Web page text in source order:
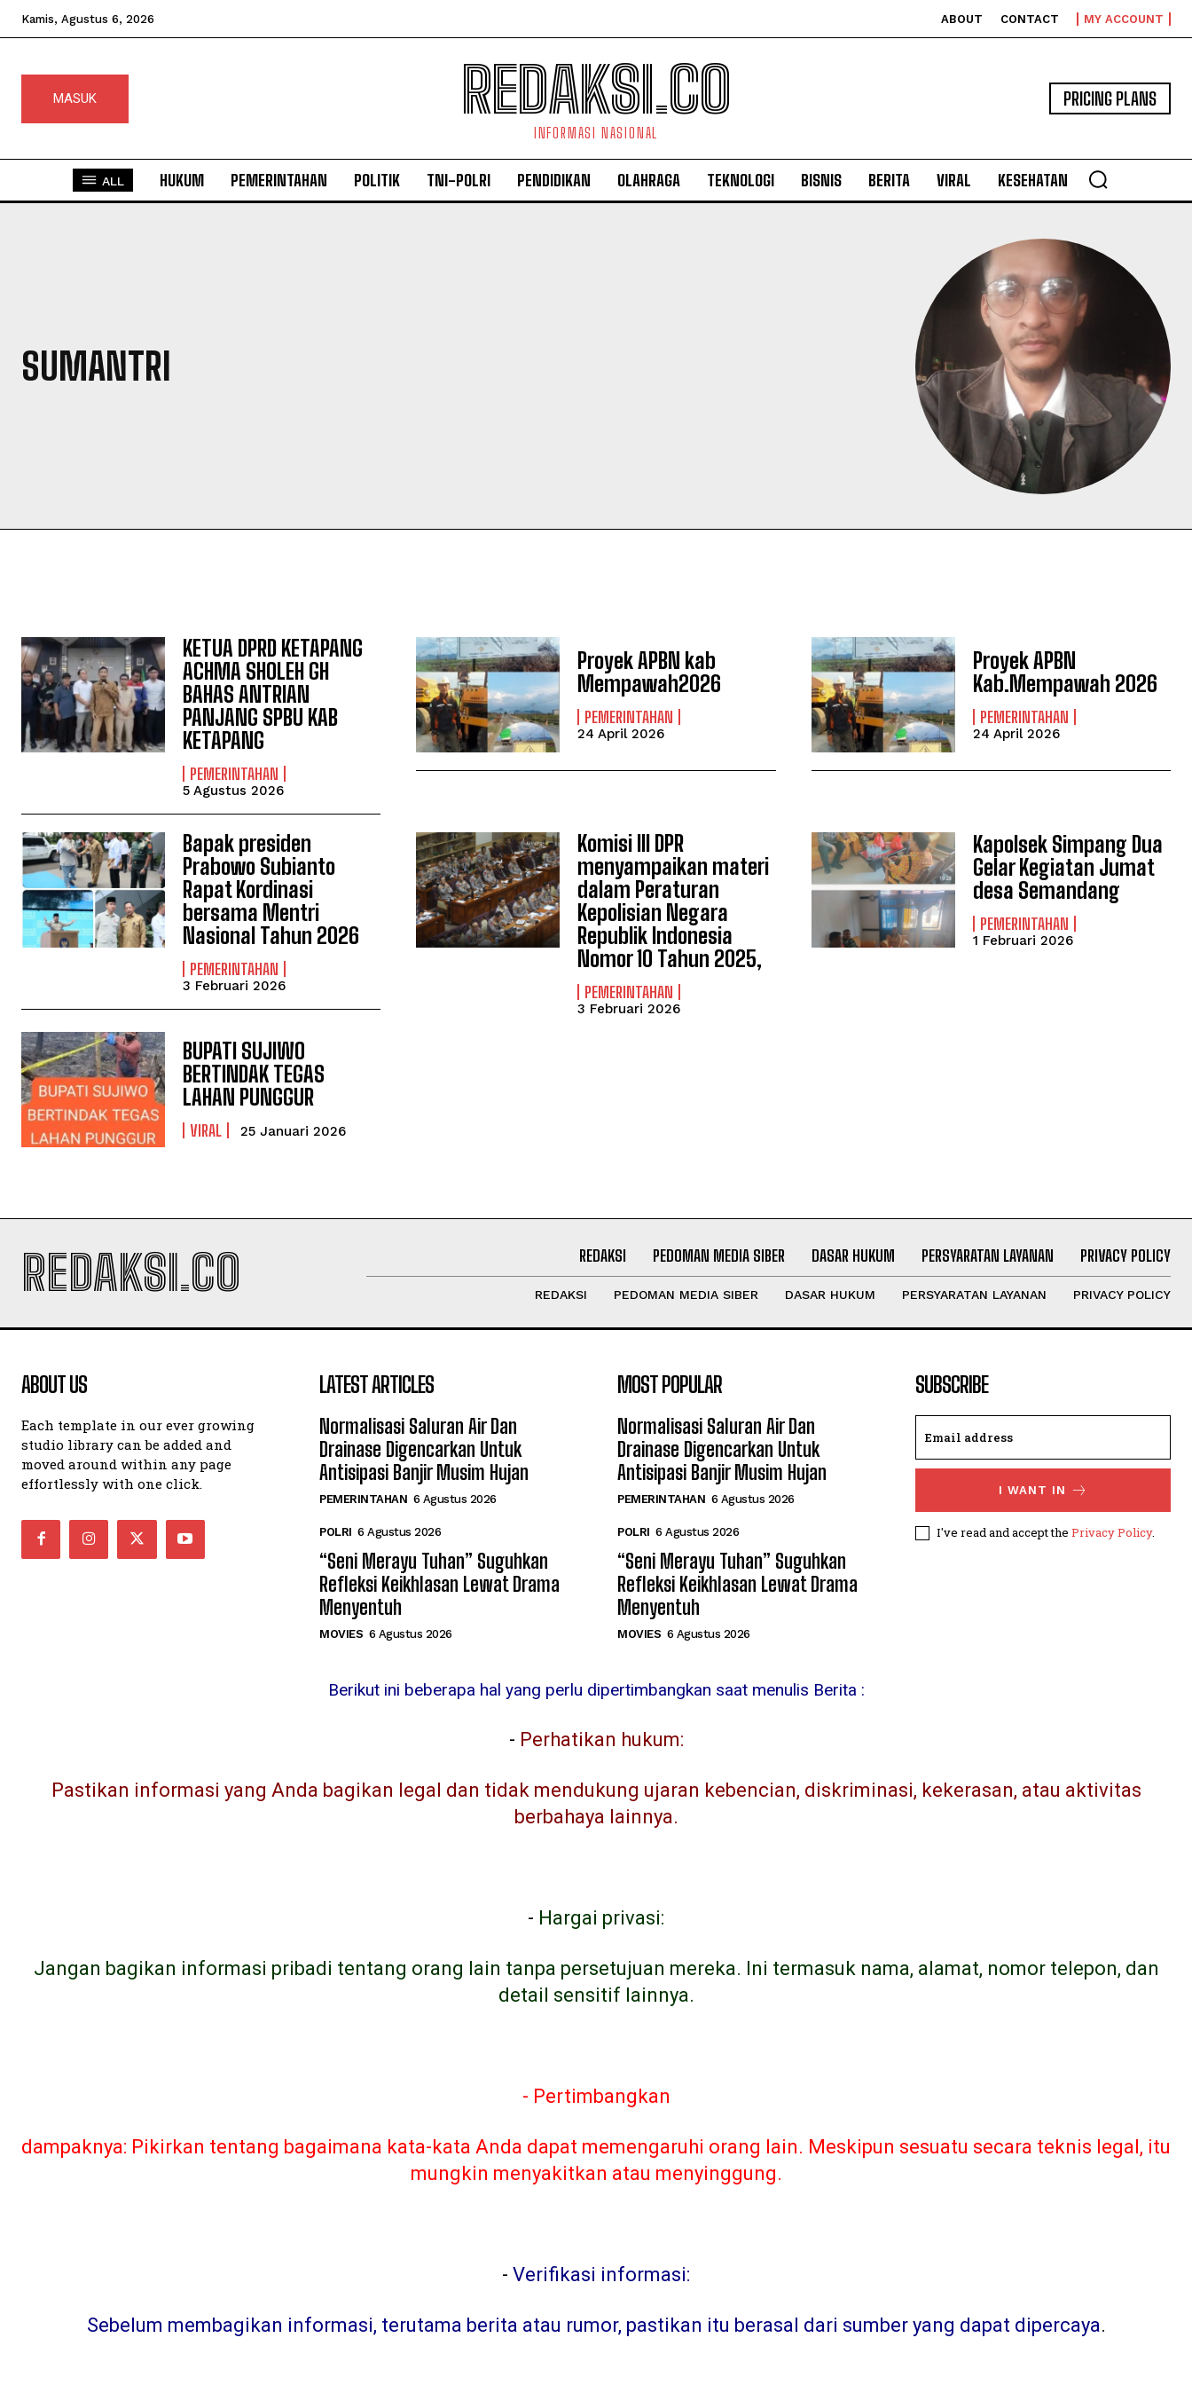
Kamis, Agustus 6, 2026 ABOUT CONTACT MY ACCOUNT
MASUK REDAKSI.CO
INFORMASI NASIONAL
PRICING PLANS
ALL HUKUM PEMERINTAHAN POLITIK TNI-POLRI PENDIDIKAN OLAHRAGA TEKNOLOGI BISNIS BERITA VIRAL KESEHATAN
SUMANTRI
KETUA DPRD KETAPANG
ACHMA SHOLEH GH
BAHAS ANTRIAN
PANJANG SPBU KAB
KETAPANG
PEMERINTAHAN
5 Agustus 2026
Proyek APBN kab
Mempawah2026
PEMERINTAHAN
24 April 2026
Proyek APBN
Kab.Mempawah 2026
PEMERINTAHAN
24 April 2026
Bapak presiden
Prabowo Subianto
Rapat Kordinasi
bersama Mentri
Nasional Tahun 2026
PEMERINTAHAN
3 Februari 2026
Komisi III DPR
menyampaikan materi
dalam Peraturan
Kepolisian Negara
Republik Indonesia
Nomor 10 Tahun 2025,
PEMERINTAHAN
3 Februari 2026
Kapolsek Simpang Dua
Gelar Kegiatan Jumat
desa Semandang
PEMERINTAHAN
1 Februari 2026
BUPATI SUJIWO
BERTINDAK TEGAS
LAHAN PUNGGUR
VIRAL 25 Januari 2026
REDAKSI.CO REDAKSI PEDOMAN MEDIA SIBER DASAR HUKUM PERSYARATAN LAYANAN PRIVACY POLICY
REDAKSI PEDOMAN MEDIA SIBER DASAR HUKUM PERSYARATAN LAYANAN PRIVACY POLICY
ABOUT US
Each template in our ever growing
studio library can be added and
moved around within any page
effortlessly with one click.
LATEST ARTICLES
Normalisasi Saluran Air Dan
Drainase Digencarkan Untuk
Antisipasi Banjir Musim Hujan
PEMERINTAHAN 6 Agustus 2026
POLRI 6 Agustus 2026
“Seni Merayu Tuhan” Suguhkan
Refleksi Keikhlasan Lewat Drama
Menyentuh
MOVIES 6 Agustus 2026
MOST POPULAR
Normalisasi Saluran Air Dan
Drainase Digencarkan Untuk
Antisipasi Banjir Musim Hujan
PEMERINTAHAN 6 Agustus 2026
POLRI 6 Agustus 2026
“Seni Merayu Tuhan” Suguhkan
Refleksi Keikhlasan Lewat Drama
Menyentuh
MOVIES 6 Agustus 2026
SUBSCRIBE
I WANT IN
I've read and accept the Privacy Policy.
Berikut ini beberapa hal yang perlu dipertimbangkan saat menulis Berita :
- Perhatikan hukum:
Pastikan informasi yang Anda bagikan legal dan tidak mendukung ujaran kebencian, diskriminasi, kekerasan, atau aktivitas
berbahaya lainnya.
- Hargai privasi:
Jangan bagikan informasi pribadi tentang orang lain tanpa persetujuan mereka. Ini termasuk nama, alamat, nomor telepon, dan
detail sensitif lainnya.
- Pertimbangkan
dampaknya: Pikirkan tentang bagaimana kata-kata Anda dapat memengaruhi orang lain. Meskipun sesuatu secara teknis legal, itu
mungkin menyakitkan atau menyinggung.
- Verifikasi informasi:
Sebelum membagikan informasi, terutama berita atau rumor, pastikan itu berasal dari sumber yang dapat dipercaya.